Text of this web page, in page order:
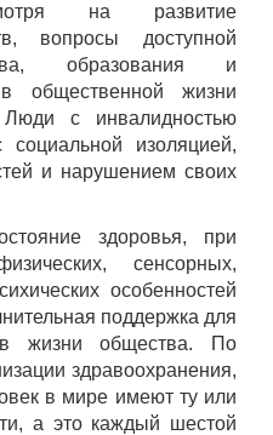
на развитие
вопросы доступной
образования и
общественной жизни
Люди с инвалидностью
социальной изоляцией,
и нарушением своих
здоровья, при
сенсорных,
особенностей
поддержка для
в жизни общества. По
здравоохранения,
в мире имеют ту или
а это каждый шестой